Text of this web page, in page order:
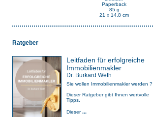
Paperback
85 g
21 x 14,8 cm
Ratgeber
Leitfaden für erfolgreiche
Immobilienmakler
Dr. Burkard Weth
Sie wollen Immobilienmakler werden ?
Dieser Ratgeber gibt Ihnen wertvolle
Tipps.
Dieser...